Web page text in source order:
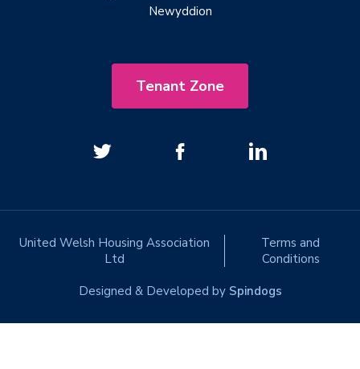
Newyddion
Tenant Zone
United Welsh Housing Association
Ltd
Terms and
Conditions
Designed & Developed by Spindogs